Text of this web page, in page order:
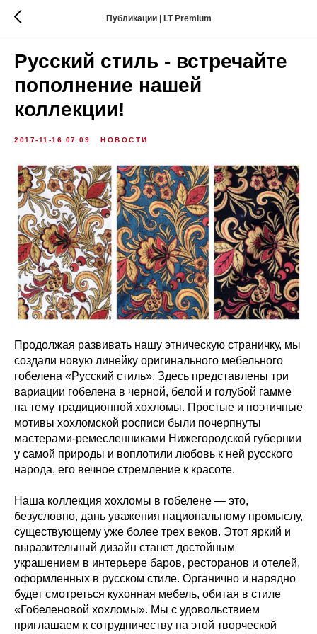
Публикации | LT Premium
Русский стиль - встречайте
пополнение нашей
коллекции!
2017-11-16 07:09 НОВОСТИ
Продолжая развивать нашу этническую страничку, мы
создали новую линейку оригинального мебельного
гобелена «Русский стиль». Здесь представлены три
вариации гобелена в черной, белой и голубой гамме
на тему традиционной хохломы. Простые и поэтичные
мотивы хохломской росписи были почерпнуты
мастерами-ремесленниками Нижегородской губернии
у самой природы и воплотили любовь к ней русского
народа, его вечное стремление к красоте.
Наша коллекция хохломы в гобелене — это,
безусловно, дань уважения национальному промыслу,
существующему уже более трех веков. Этот яркий и
выразительный дизайн станет достойным
украшением в интерьере баров, ресторанов и отелей,
оформленных в русском стиле. Органично и нарядно
будет смотреться кухонная мебель, обитая в стиле
«Гобеленовой хохломы». Мы с удовольствием
приглашаем к сотрудничеству на этой творческой